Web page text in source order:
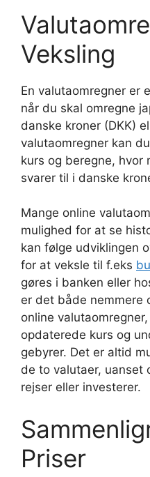
Veksling
En valutaomregner
når du skal omregne
danske kroner (DKK)
valutaomregner kan
kurs og beregne, hvor
svarer til i danske
Mange online
mulighed for at se
kan følge udviklingen
for at veksle til f.eks
gøres i banken eller
er det både nemmere
online
opdaterede kurs og
gebyrer. Det er altid
de to valutaer, uanset
rejser eller investerer.
Priser